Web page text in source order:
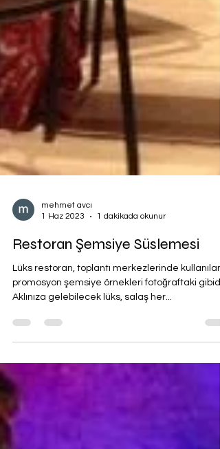
1 Haz 2023
1 dakikada okunur
Restoran Şemsiye Süslemesi
Lüks restoran, toplantı merkezlerinde kullanılan
Aklınıza gelebilecek lüks, salaş her...